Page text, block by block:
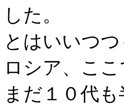
した。
とはいいつ
ロシア、こ
まだ１０代